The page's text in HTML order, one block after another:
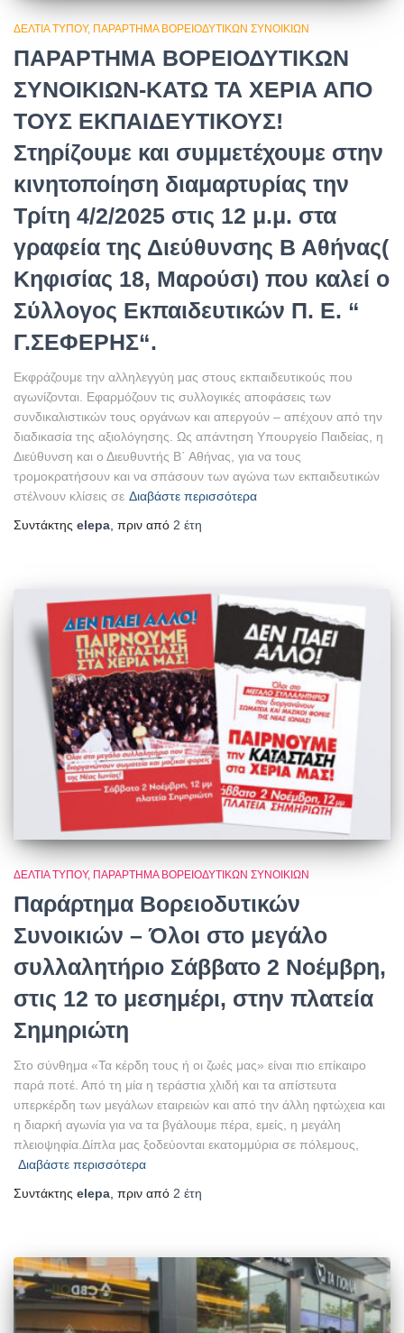
ΔΕΛΤΊΑ ΤΎΠΟΥ ΠΑΡΆΡΤΗΜΑ ΒΟΡΕΙΟΔΥΤΙΚΏΝ ΣΥΝΟΙΚΙΏΝ
ΠΑΡΑΡΤΗΜΑ ΒΟΡΕΙΟΔΥΤΙΚΩΝ
ΣΥΝΟΙΚΙΩΝ-ΚΑΤΩ ΤΑ ΧΕΡΙΑ ΑΠΟ
ΤΟΥΣ ΕΚΠΑΙΔΕΥΤΙΚΟΥΣ!
Στηρίζουμε και συμμετέχουμε στην
κινητοποίηση διαμαρτυρίας την
Τρίτη 4/2/2025 στις 12 μ.μ. στα
γραφεία της Διεύθυνσης Β Αθήνας(
Κηφισίας 18, Μαρούσι) που καλεί ο
Σύλλογος Εκπαιδευτικών Π. Ε. “
Γ.ΣΕΦΕΡΗΣ“.
Εκφράζουμε την αλληλεγγύη μας στους εκπαιδευτικούς που
αγωνίζονται. Εφαρμόζουν τις συλλογικές αποφάσεις των
συνδικαλιστικών τους οργάνων και απεργούν – απέχουν από την
διαδικασία της αξιολόγησης. Ως απάντηση Υπουργείο Παιδείας, η
Διεύθυνση και ο Διευθυντής Β΄ Αθήνας, για να τους
τρομοκρατήσουν και να σπάσουν των αγώνα των εκπαιδευτικών
στέλνουν κλίσεις σε Διαβάστε περισσότερα
Συντάκτης elepa , πριν από 2 έτη
ΔΕΛΤΊΑ ΤΎΠΟΥ ΠΑΡΆΡΤΗΜΑ ΒΟΡΕΙΟΔΥΤΙΚΏΝ ΣΥΝΟΙΚΙΏΝ
Παράρτημα Βορειοδυτικών
Συνοικιών – Όλοι στο μεγάλο
συλλαλητήριο Σάββατο 2 Νοέμβρη,
στις 12 το μεσημέρι, στην πλατεία
Σημηριώτη
Στο σύνθημα «Τα κέρδη τους ή οι ζωές μας» είναι πιο επίκαιρο
παρά ποτέ. Από τη μία η τεράστια χλιδή και τα απίστευτα
υπερκέρδη των μεγάλων εταιρειών και από την άλλη ηφτώχεια και
η διαρκή αγωνία για να τα βγάλουμε πέρα, εμείς, η μεγάλη
πλειοψηφία.Δίπλα μας ξοδεύονται εκατομμύρια σε πόλεμους,
Διαβάστε περισσότερα
Συντάκτης elepa, πριν από 2 έτη